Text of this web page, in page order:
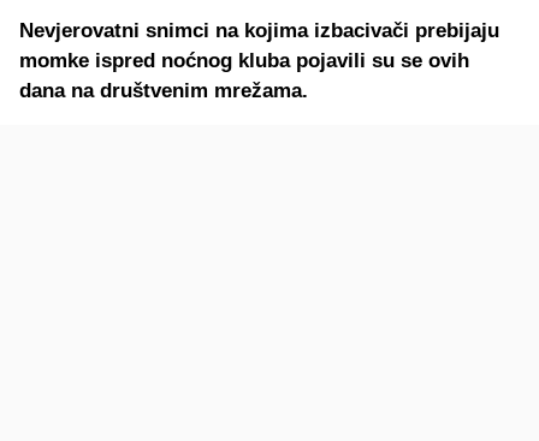
Nevjerovatni snimci na kojima izbacivači prebijaju
momke ispred noćnog kluba pojavili su se ovih
dana na društvenim mrežama.